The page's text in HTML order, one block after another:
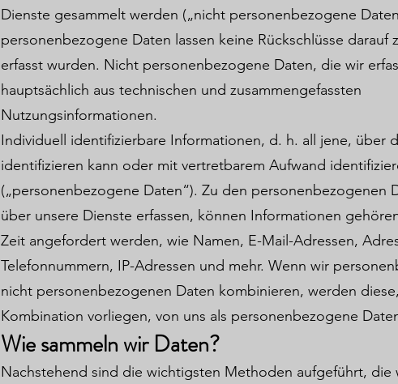
Dienste gesammelt werden („nicht personenbezogene
personenbezogene Daten lassen keine Rückschlüsse darauf
erfasst wurden. Nicht personenbezogene Daten, die wir
hauptsächlich aus technischen und zusammengefassten
Nutzungsinformationen.
Individuell identifizierbare Informationen, d. h. all jene, über
identifizieren kann oder mit vertretbarem Aufwand
(„personenbezogene Daten“). Zu den personenbezogenen
über unsere Dienste erfassen, können Informationen
Zeit angefordert werden, wie Namen, E-Mail-Adressen,
Telefonnummern, IP-Adressen und mehr. Wenn wir
nicht personenbezogenen Daten kombinieren, werden
Kombination vorliegen, von uns als personenbezogene
Wie sammeln wir Daten?
Nachstehend sind die wichtigsten Methoden aufgeführt, die